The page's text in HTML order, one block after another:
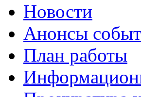
Новости
Анонсы
План работы